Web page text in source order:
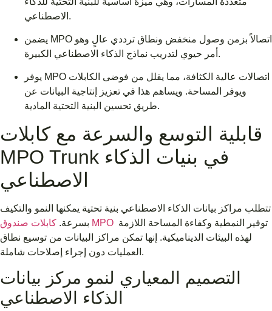
الاصطناعي.
يضمن MPO اتصالاً بزمن وصول منخفض ونطاق ترددي عالٍ وهو
أمر حيوي لتدريب نماذج الذكاء الاصطناعي الكبيرة.
يوفر MPO اتصالات عالية الكثافة، مما يقلل من فوضى الكابلات
ويوفر المساحة. ويساهم هذا في تعزيز إنتاجية البيانات عن
طريق تحسين البنية التحتية المادية.
قابلية التوسع والسرعة مع كابلات
MPO Trunk في بنيات الذكاء
تتطلب مراكز بيانات الذكاء الاصطناعي بنية تحتية يمكنها النمو والتكيف
بسرعة. كابلات صندوق MPO
لهذه البيئات الديناميكية. إنها تمكن مراكز البيانات من توسيع نطاق
العمليات دون إجراء إصلاحات شاملة.
التصميم المعياري لنمو مركز بيانات
الذكاء الاصطناعي